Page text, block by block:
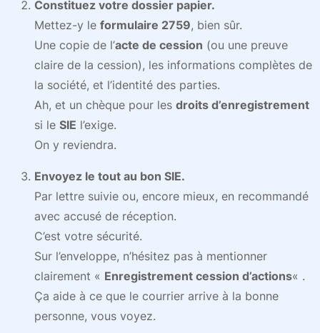
Constituez votre dossier papier.
Mettez-y le formulaire 2759, bien sûr.
Une copie de l’acte de cession (ou une preuve
claire de la cession), les informations complètes de
la société, et l’identité des parties.
Ah, et un chèque pour les droits d’enregistrement
si le SIE l’exige.
On y reviendra.
Envoyez le tout au bon SIE.
Par lettre suivie ou, encore mieux, en recommandé
avec accusé de réception.
C’est votre sécurité.
Sur l’enveloppe, n’hésitez pas à mentionner
clairement « Enregistrement cession d’actions« .
Ça aide à ce que le courrier arrive à la bonne
personne, vous voyez.